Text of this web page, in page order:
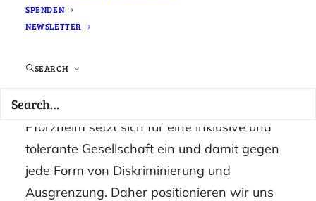
SPENDEN
NEWSLETTER
SEARCH
Bürgerbewegung #zusammenhalten
Veranstaltung im CCP.
Die Bürgerbewegung #zusammenhalten
Pforzheim setzt sich für eine inklusive und
tolerante Gesellschaft ein und damit gegen
jede Form von Diskriminierung und
Ausgrenzung. Daher positionieren wir uns